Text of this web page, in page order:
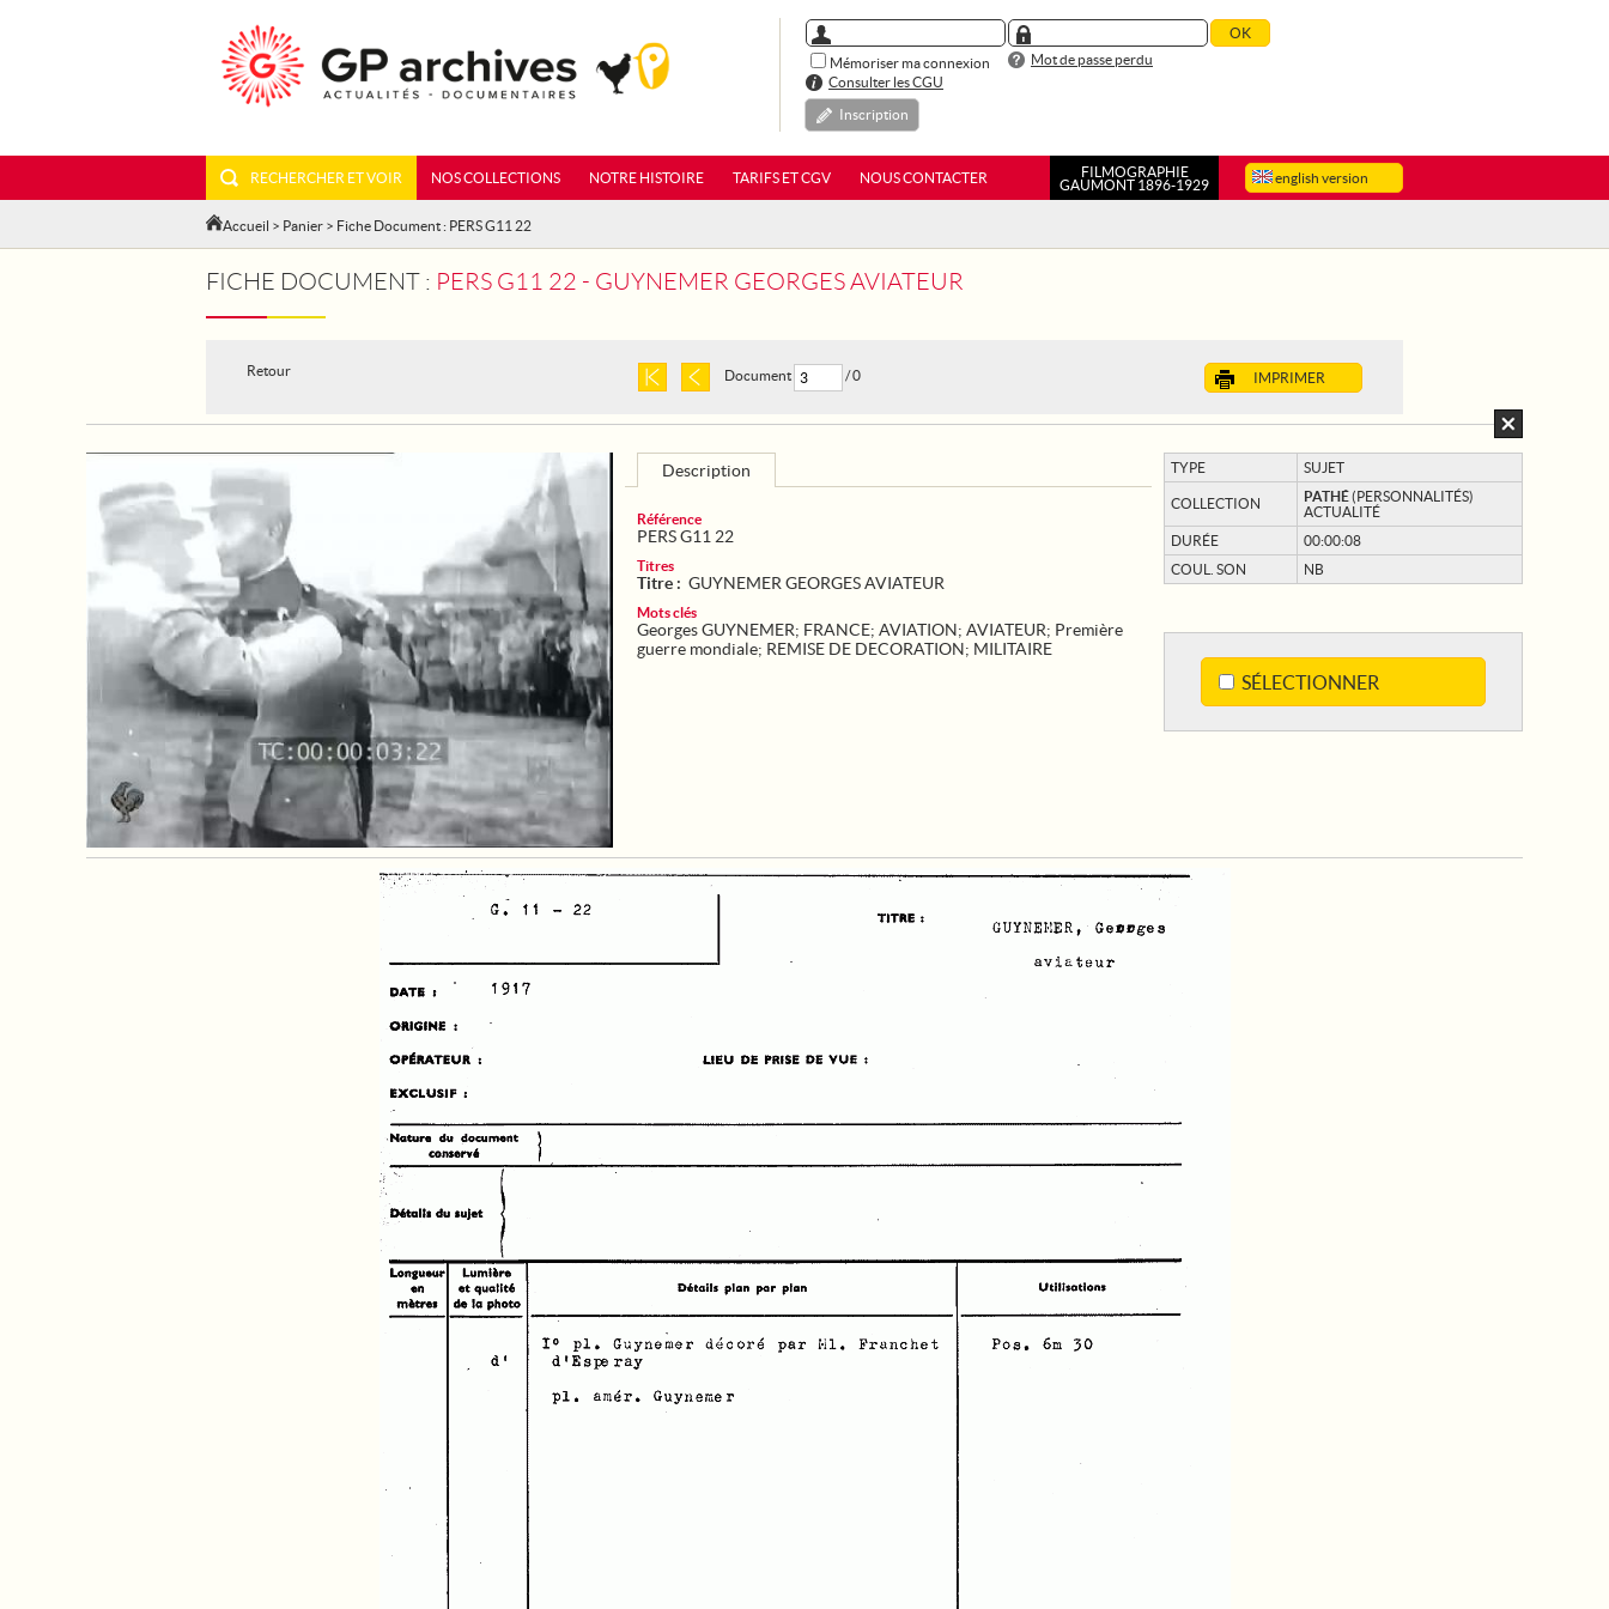
Mémoriser ma connexion
Mot de passe perdu
Consulter les CGU
Inscription
english version
RECHERCHER ET VOIR NOS COLLECTIONS NOTRE HISTOIRE TARIFS ET CGV NOUS CONTACTER
FILMOGRAPHIE
GAUMONT 1896-1929
Accueil > Panier > Fiche Document : PERS G11 22
FICHE DOCUMENT : PERS G11 22 - GUYNEMER GEORGES AVIATEUR
Retour IMPRIMER
Document / 0
TYPE SUJET
COLLECTION PATHÉ(PERSONNALITÉS)
ACTUALITÉ
DURÉE
00:00:08
COUL. SON
NB
SÉLECTIONNER
Description
Référence
PERS G11 22
Titres
Titre : GUYNEMER GEORGES AVIATEUR
Mots clés
Georges GUYNEMER; FRANCE; AVIATION; AVIATEUR; Première
guerre mondiale; REMISE DE DECORATION; MILITAIRE